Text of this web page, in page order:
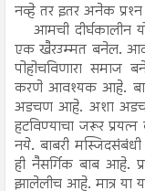
नव्हे तर इतर अनेक
आमची दीर्घकालीन
एक खैरउम्मत बनेल.
पोहोचविणारा समाज
करणे आवश्यक आहे.
अडचण आहे. अशा
हटविण्याचा जरूर
नये. बाबरी
ही नैसर्गिक बाब आहे.
झालेलीच आहे. मात्र या